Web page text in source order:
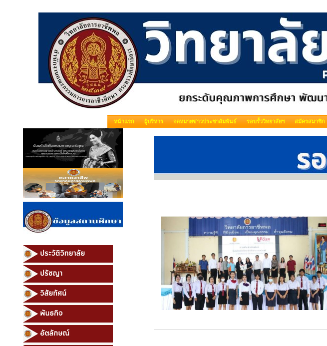
หน้าแรก ผู้บริหาร จดหมายข่าวประชาสัมพันธ์ รอบรั้ววิทยาลัยฯ สมัครสมาชิก